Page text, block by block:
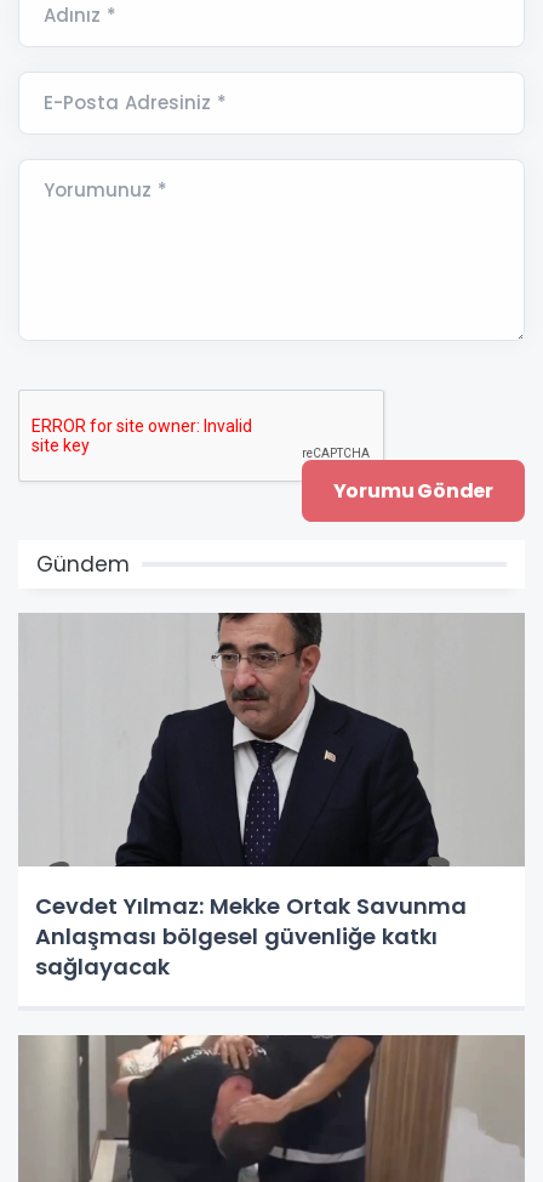
Adınız *
E-Posta Adresiniz *
Yorumunuz *
Gündem
Cevdet Yılmaz: Mekke Ortak Savunma
Anlaşması bölgesel güvenliğe katkı
sağlayacak